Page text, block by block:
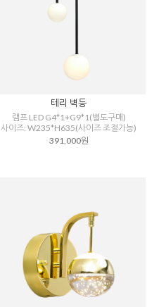
테리 벽등
램프 LED G4*1+G9*1(별도구매)
사이즈: W235*H635(사이즈 조절가능)
391,000원